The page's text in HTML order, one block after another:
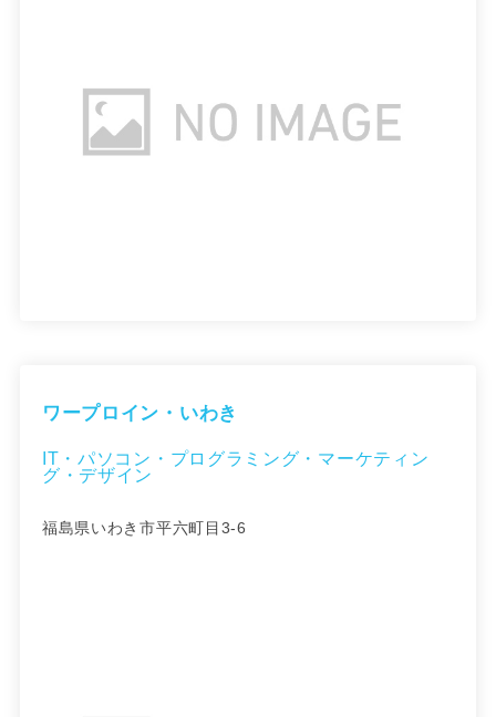
ワープロイン・いわき
IT・パソコン・プログラミング・マーケティン
グ・デザイン
福島県いわき市平六町目3-6